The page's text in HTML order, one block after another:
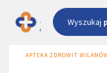
Wyszukaj
APTEKA ZDROWIT